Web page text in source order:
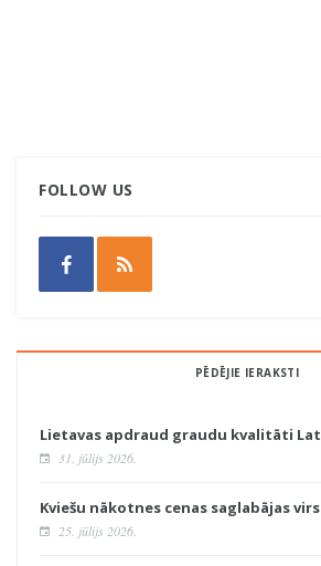
FOLLOW US
PĒDĒJIE IERAKSTI
Lietavas apdraud graudu kvalitāti
31. jūlijs 2026.
Kviešu nākotnes cenas saglabājas virs
25. jūlijs 2026.